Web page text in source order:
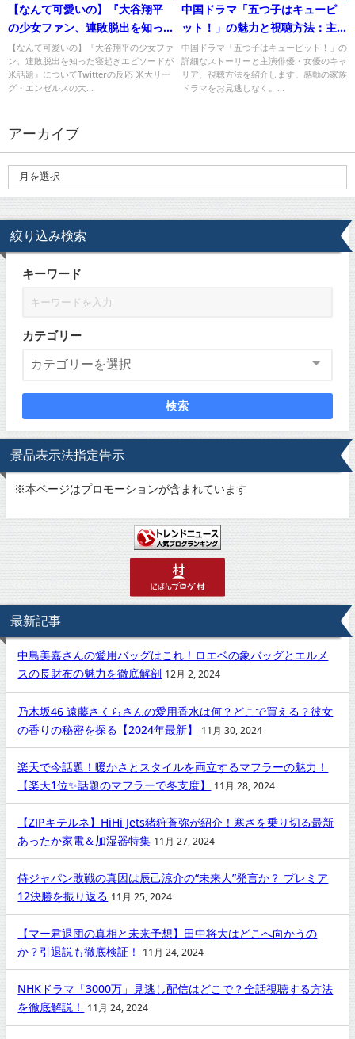
【なんて可愛いの】『大谷翔平
の少女ファン、連敗脱出を知っ
た寝起きエピソードが米話題』
について
【なんて可愛いの】『大谷翔平の少女ファ
ン、連敗脱出を知った寝起きエピソードが
米話題』についてTwitterの反応 米大リー
グ・エンゼルスの大...
中国ドラマ「五つ子はキューピ
ット！」の魅力と視聴方法：主
演俳優・女優は誰？
中国ドラマ「五つ子はキューピット！」の
詳細なストーリーと主演俳優・女優のキャ
リア、視聴方法を紹介します。感動の家族
ドラマをお見逃しなく。...
アーカイブ
絞り込み検索
キーワード
カテゴリー
検索
景品表示法指定告示
※本ページはプロモーションが含まれています
最新記事
中島美嘉さんの愛用バッグはこれ！ロエベの象バッグとエルメ
スの長財布の魅力を徹底解剖 12月 2, 2024
乃木坂46 遠藤さくらさんの愛用香水は何？どこで買える？彼女
の香りの秘密を探る【2024年最新】
11月 30, 2024
楽天で今話題！暖かさとスタイルを両立するマフラーの魅力！
【楽天1位✨話題のマフラーで冬支度】
11月 28, 2024
【ZIPキテルネ】HiHi Jets猪狩蒼弥が紹介！寒さを乗り切る最新
あったか家電＆加湿器特集 11月 27, 2024
侍ジャパン敗戦の真因は辰己涼介の“未来人”発言か？ プレミア
12決勝を振り返る 11月 25, 2024
【マー君退団の真相と未来予想】田中将大はどこへ向かうの
か？引退説も徹底検証！
11月 24, 2024
NHKドラマ「3000万」見逃し配信はどこで？全話視聴する方法
を徹底解説！
11月 24, 2024